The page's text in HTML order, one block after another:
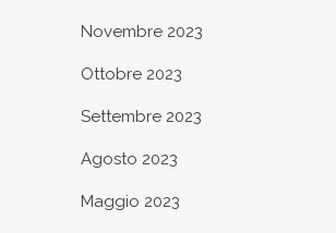
Novembre 2023
Ottobre 2023
Settembre 2023
Agosto 2023
Maggio 2023